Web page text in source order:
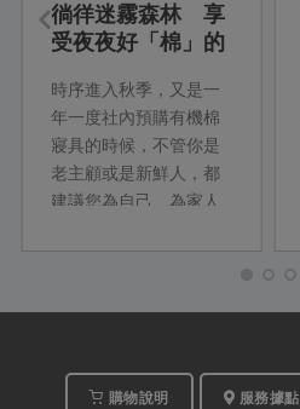
徜徉迷霧森林 享
受夜夜好「棉」的
時序進入秋季，又是一
年一度社內預購有機棉
寢具的時候，不管你是
老主顧或是新鮮人，都
建議您為自己、為家人
身體健康，也愛護地球
環。
購物說明 服務據點